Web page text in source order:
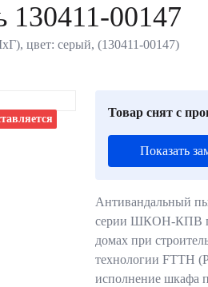
130411-00147
цвет: серый, (130411-00147)
Товар снят с
Показать
Антивандальный
серии ШКОН-КПВ
домах при
технологии FTTH
исполнение шкафа